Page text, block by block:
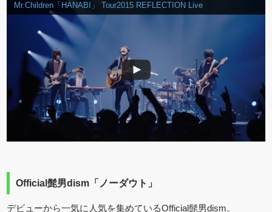
Mr.Children「HANABI」 Tour2015 REFLECTION Live
Official髭男dism「ノーダウト」
デビューから一気に人気を集めているOfficial髭男dism。